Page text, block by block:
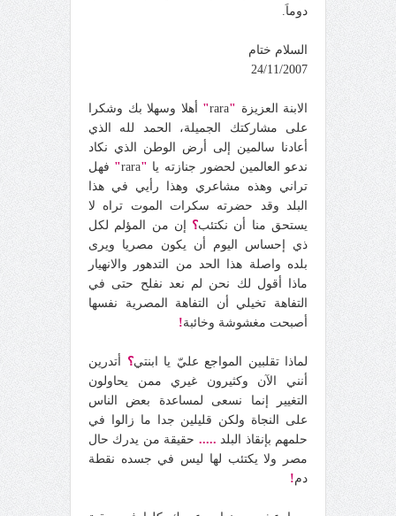
دوماَ.
السلام ختام
24/11/2007
الابنة العزيزة "
rara
" أهلا وسهلا بك وشكرا
على مشاركتك الجميلة، الحمد لله الذي
أعادنا سالمين إلى أرض الوطن الذي نكاد
ندعو العالمين لحضور جنازته يا "
rara
" فهل
تراني وهذه مشاعري وهذا رأيي في هذا
البلد وقد حضرته سكرات الموت تراه لا
يستحق منا أن نكتئب؟ إن من المؤلم لكل
ذي إحساس اليوم أن يكون مصريا ويرى
بلده واصلة هذا الحد من التدهور والانهيار
ماذا أقول لك نحن لم نعد نفلح حتى في
التفاهة تخيلي أن التفاهة المصرية نفسها
أصبحت مغشوشة وخائبة!
لماذا تقلبين المواجع عليّ يا ابنتي؟ أتدرين
أنني الآن وكثيرون غيري ممن يحاولون
التغيير إنما نسعى لمساعدة بعض الناس
على النجاة ولكن قليلين جدا ما زالوا في
حلمهم بإنقاذ البلد ..... حقيقة من يدرك حال
مصر ولا يكتئب لها ليس في جسده نقطة
دم!